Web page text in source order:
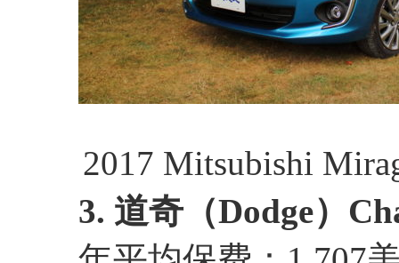
2017 Mitsubishi
3. 道奇（Dodge）